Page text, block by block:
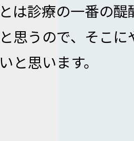
は診療の一番の
思うので、そこ
と思います。